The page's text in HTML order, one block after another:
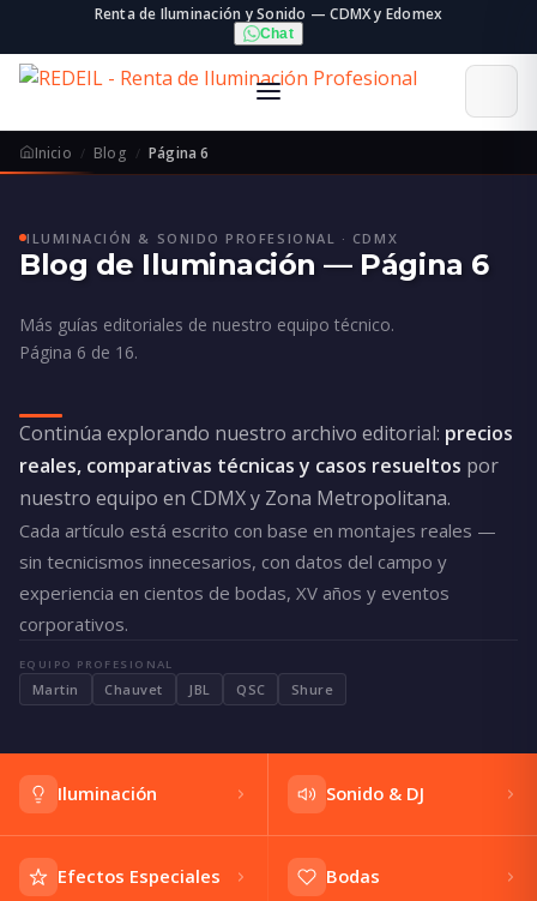
Renta de Iluminación y Sonido — CDMX y Edomex
Chat
Inicio Blog Página 6
ILUMINACIÓN & SONIDO PROFESIONAL · CDMX
Blog de Iluminación — Página 6
Más guías editoriales de nuestro equipo técnico.
Página 6 de 16.
Continúa explorando nuestro archivo editorial: precios
reales, comparativas técnicas y casos resueltos por
nuestro equipo en CDMX y Zona Metropolitana.
Cada artículo está escrito con base en montajes reales —
sin tecnicismos innecesarios, con datos del campo y
experiencia en cientos de bodas, XV años y eventos
corporativos.
EQUIPO PROFESIONAL
Martin Chauvet JBL QSC Shure
Iluminación Sonido & DJ
Efectos Especiales Bodas